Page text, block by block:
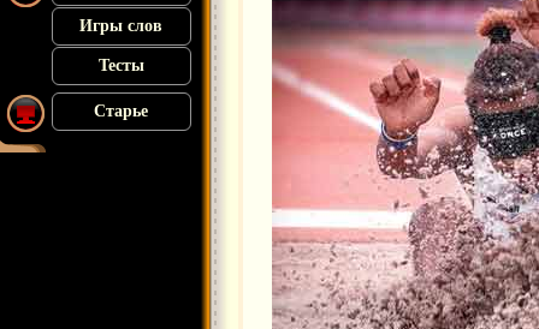
Игры слов
Тесты
Старье